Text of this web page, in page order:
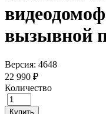
вызывной
Версия: 4648
22 990 ₽
Количество
Купить